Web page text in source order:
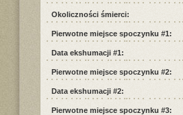
Okoliczności śmierci:
Pierwotne miejsce spoczynku #1:
Data ekshumacji #1:
Pierwotne miejsce spoczynku #2:
Data ekshumacji #2:
Pierwotne miejsce spoczynku #3: